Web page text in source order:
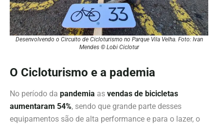
Desenvolvendo o Circuito de Cicloturismo no Parque Vila Velha. Foto: Ivan
Mendes © Lobi Ciclotur
O Cicloturismo e a pademia
No período da pandemia as vendas de bicicletas
aumentaram 54%, sendo que grande parte desses
equipamentos são de alta performance e para o lazer, o